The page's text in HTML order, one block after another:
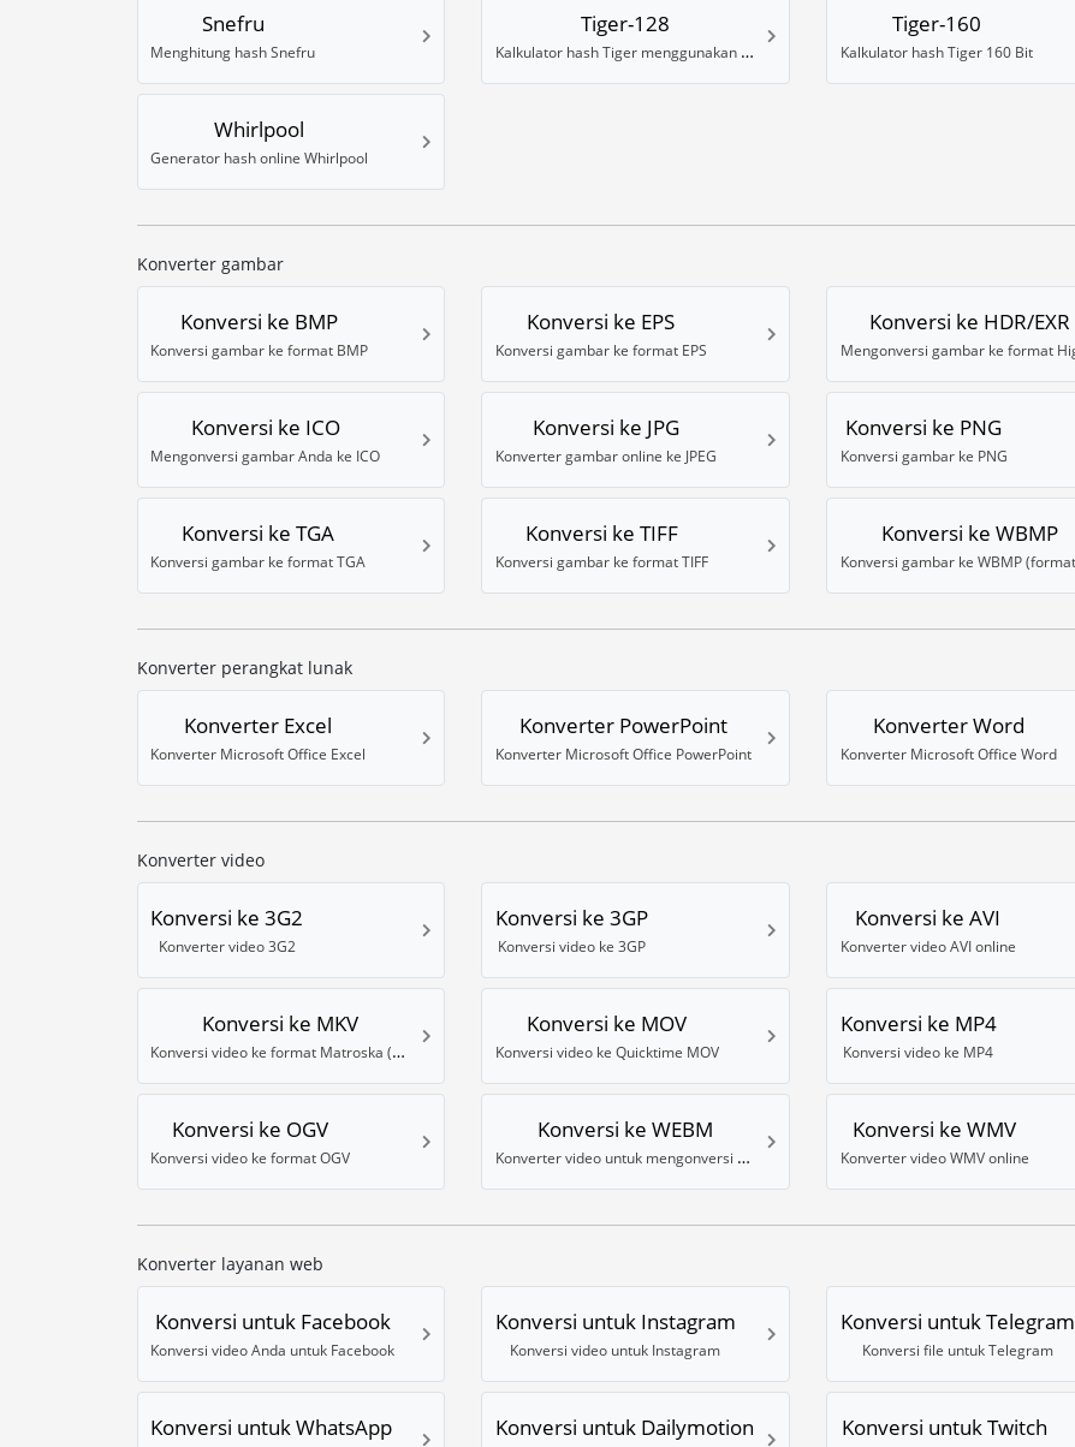
Snefru
Menghitung hash Snefru
Tiger-128
Kalkulator hash Tiger menggunakan 128 Bit
Tiger-160
Kalkulator hash Tiger 160 Bit
Whirlpool
Generator hash online Whirlpool
Konverter gambar
Konversi ke BMP
Konversi gambar ke format BMP
Konversi ke EPS
Konversi gambar ke format EPS
Konversi ke HDR/EXR
Konversi ke ICO
Mengonversi gambar Anda ke ICO
Konversi ke JPG
Konverter gambar online ke JPEG
Konversi ke PNG
Konversi gambar ke PNG
Konversi ke TGA
Konversi gambar ke format TGA
Konversi ke TIFF
Konversi gambar ke format TIFF
Konversi ke WBMP
Konverter perangkat lunak
Konverter Excel
Konverter Microsoft Office Excel
Konverter PowerPoint
Konverter Microsoft Office PowerPoint
Konverter Word
Konverter Microsoft Office Word
Konverter video
Konversi ke 3G2
Konverter video 3G2
Konversi ke 3GP
Konversi video ke 3GP
Konversi ke AVI
Konverter video AVI online
Konversi ke MKV
Konversi video ke format Matroska (MKV)
Konversi ke MOV
Konversi video ke Quicktime MOV
Konversi ke MP4
Konversi video ke MP4
Konversi ke OGV
Konversi video ke format OGV
Konversi ke WEBM
Konverter video untuk mengonversi ke format WebM (VP8)
Konversi ke WMV
Konverter video WMV online
Konverter layanan web
Konversi untuk Facebook
Konversi video Anda untuk Facebook
Konversi untuk Instagram
Konversi video untuk Instagram
Konversi untuk Telegram
Konversi file untuk Telegram
Konversi untuk WhatsApp Konversi untuk Dailymotion Konversi untuk Twitch